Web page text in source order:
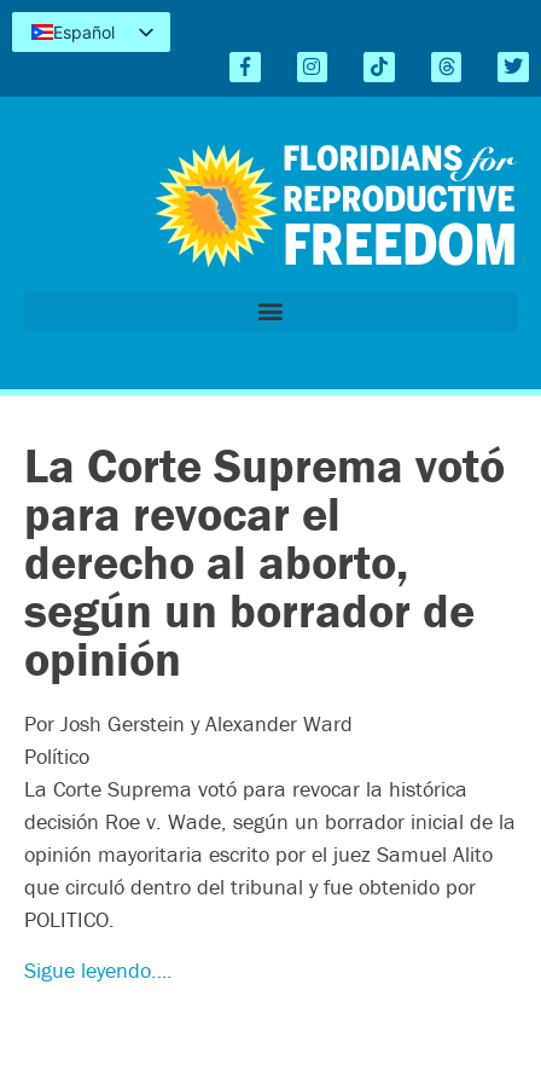
Español
Kreyòl
La Corte Suprema votó
para revocar el
derecho al aborto,
según un borrador de
opinión
Por Josh Gerstein y Alexander Ward
Político
La Corte Suprema votó para revocar la histórica
decisión Roe v. Wade, según un borrador inicial de la
opinión mayoritaria escrito por el juez Samuel Alito
que circuló dentro del tribunal y fue obtenido por
POLITICO.
Sigue leyendo….